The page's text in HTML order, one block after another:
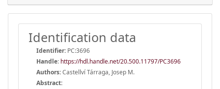
Identification data
Identifier: PC:3696
Handle: https://hdl.handle.net/20.500.11797/PC3696
Authors:Castellví Tárraga, Josep M.
Abstract: